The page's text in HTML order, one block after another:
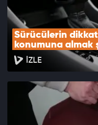
Sürücülerin
konumuna almak
İZLE